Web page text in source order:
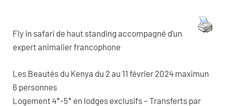
Fly in safari de haut standing accompagné d’un
expert animalier francophone
Les Beautés du Kenya du 2 au 11 février 2024 maximun
6 personnes
Logement 4*-5* en lodges exclusifs – Transferts par